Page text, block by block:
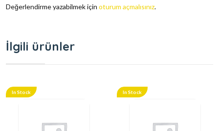
Değerlendirme yazabilmek için oturum açmalısınız.
İlgili ürünler
In Stock In Stock